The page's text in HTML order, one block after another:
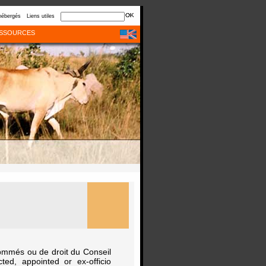
Liens utiles
ou de droit du Conseil
appointed or ex-officio